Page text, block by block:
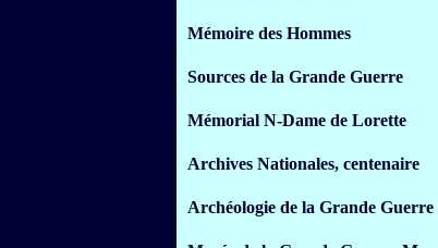
Mémoire des Hommes
Sources de la Grande Guerre
Mémorial N-Dame de Lorette
Archives Nationales, centenaire
Archéologie de la Grande Guerre